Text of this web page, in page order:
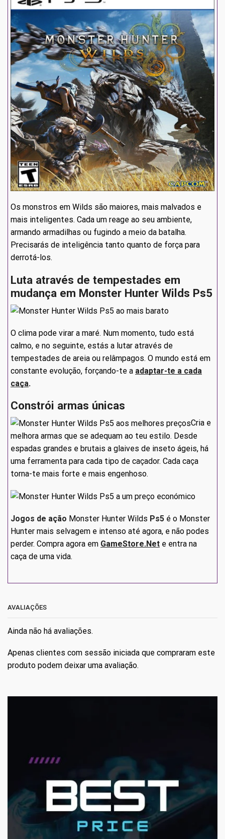
Os monstros em Wilds são maiores, mais malvados e
mais inteligentes. Cada um reage ao seu ambiente,
armando armadilhas ou fugindo a meio da batalha.
Precisarás de inteligência tanto quanto de força para
derrotá-los.
Luta através de tempestades em
mudança em Monster Hunter Wilds Ps5
O clima pode virar a maré. Num momento, tudo está
calmo, e no seguinte, estás a lutar através de
tempestades de areia ou relâmpagos. O mundo está em
constante evolução, forçando-te a adaptar-te a cada
caça.
Constrói armas únicas
Cria e
melhora armas que se adequam ao teu estilo. Desde
espadas grandes e brutais a glaives de inseto ágeis, há
uma ferramenta para cada tipo de caçador. Cada caça
torna-te mais forte e mais engenhoso.
Jogos de ação Monster Hunter Wilds Ps5 é o Monster
Hunter mais selvagem e intenso até agora, e não podes
perder. Compra agora em GameStore.Net e entra na
caça de uma vida.
AVALIAÇÕES
Ainda não há avaliações.
Apenas clientes com sessão iniciada que compraram este
produto podem deixar uma avaliação.